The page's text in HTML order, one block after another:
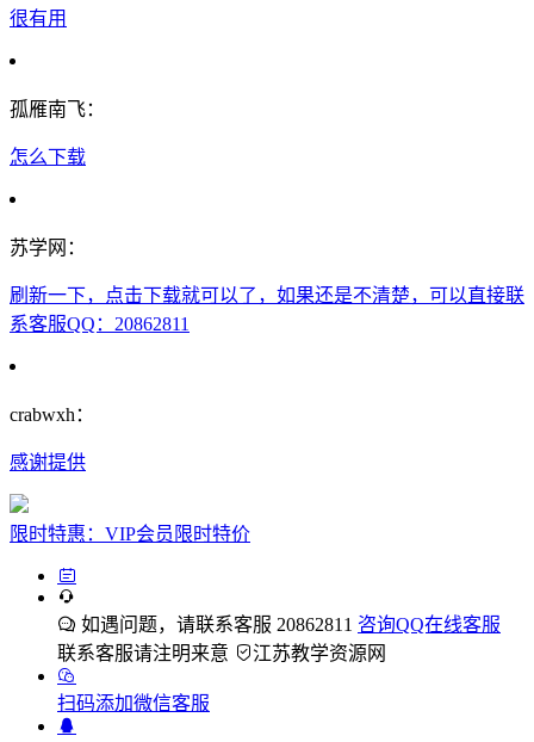
很有用
孤雁南飞：
怎么下载
苏学网：
刷新一下，点击下载就可以了，如果还是不清楚，可以直接联
系客服QQ：20862811
crabwxh：
感谢提供
限时特惠：VIP会员限时特价
如遇问题，请联系客服 20862811 咨询QQ在线客服
联系客服请注明来意
江苏教学资源网
扫码添加微信客服